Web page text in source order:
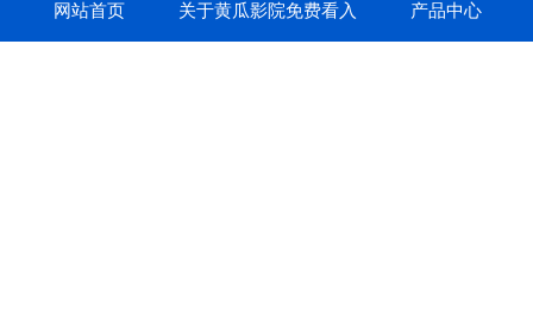
网站首页 关于黄瓜影院免费看入 产品中心